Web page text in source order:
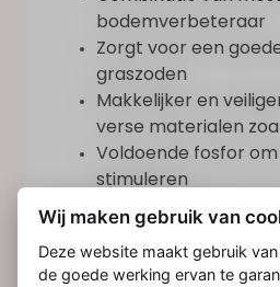
bodemverbeteraar
Zorgt voor een
graszoden
Makkelijker en
verse materialen
Voldoende fosfor
stimuleren
Snelle inworteling =
uitdrogen en
graszoden
Wij maken gebruik van
Deze website maakt gebruik
de goede werking ervan te